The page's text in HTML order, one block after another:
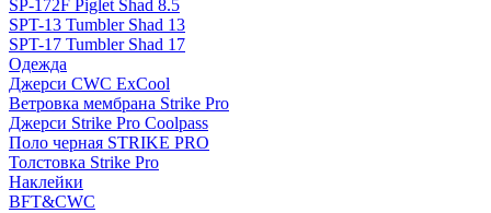
SP-172F Piglet Shad 8.5
SPT-13 Tumbler Shad 13
SPT-17 Tumbler Shad 17
Одежда
Джерси CWC ExCool
Ветровка мембрана Strike Pro
Джерси Strike Pro Coolpass
Поло черная STRIKE PRO
Толстовка Strike Pro
Наклейки
BFT&CWC